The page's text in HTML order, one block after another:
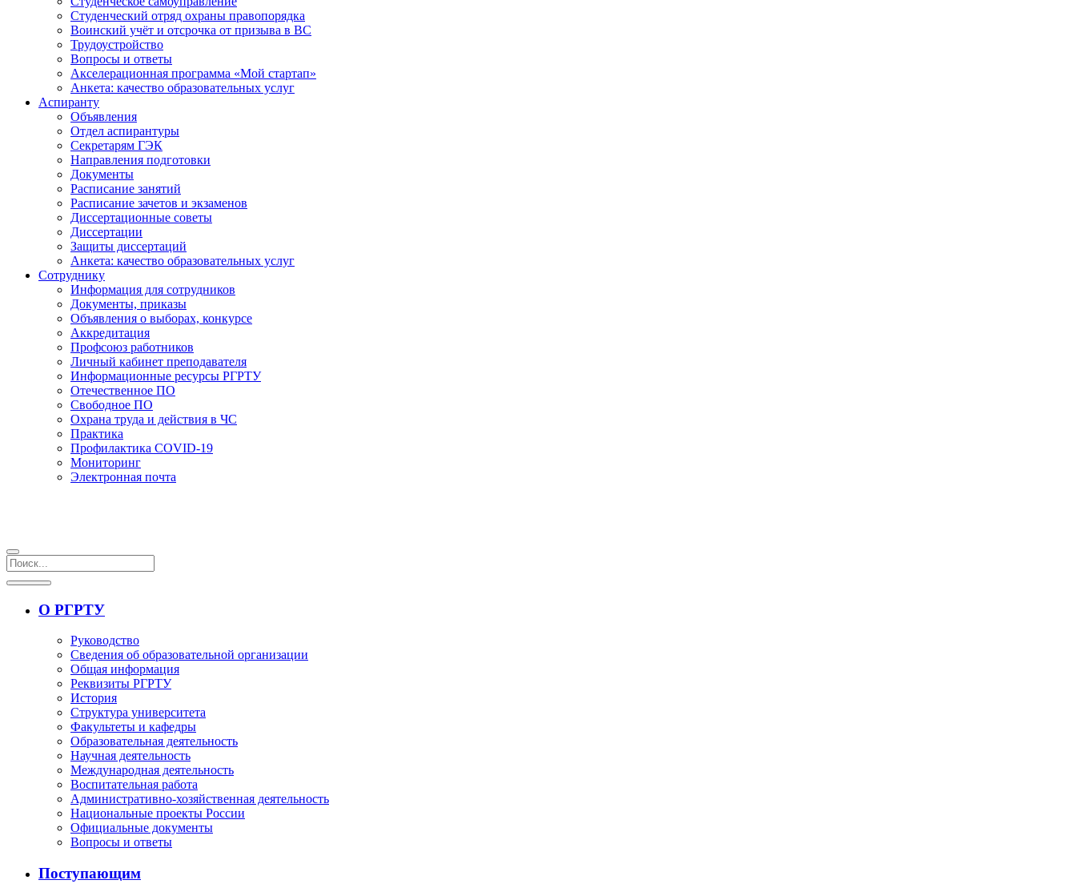
Студенческий отряд охраны правопорядка
Воинский учёт и отсрочка от призыва в ВС
Трудоустройство
Вопросы и ответы
Акселерационная программа «Мой стартап»
Анкета: качество образовательных услуг
Аспиранту
Объявления
Отдел аспирантуры
Секретарям ГЭК
Направления подготовки
Документы
Расписание занятий
Расписание зачетов и экзаменов
Диссертационные советы
Диссертации
Защиты диссертаций
Анкета: качество образовательных услуг
Сотруднику
Информация для сотрудников
Документы, приказы
Объявления о выборах, конкурсе
Аккредитация
Профсоюз работников
Личный кабинет преподавателя
Информационные ресурсы РГРТУ
Отечественное ПО
Свободное ПО
Охрана труда и действия в ЧС
Практика
Профилактика COVID-19
Мониторинг
Электронная почта
О РГРТУ
Руководство
Сведения об образовательной организации
Общая информация
Реквизиты РГРТУ
История
Структура университета
Факультеты и кафедры
Образовательная деятельность
Научная деятельность
Международная деятельность
Воспитательная работа
Административно-хозяйственная деятельность
Национальные проекты России
Официальные документы
Вопросы и ответы
Поступающим